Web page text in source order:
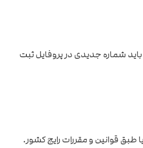
شماره جدیدی در پروفایل ثبت
قوانین و مقررات رایج کشور.